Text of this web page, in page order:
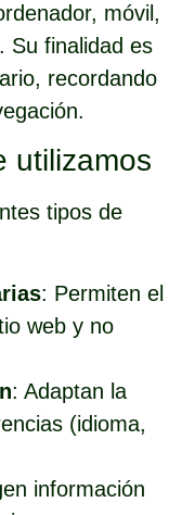
móvil,
Su finalidad es
recordando
utilizamos
tipos de
: Permiten el
web y no
: Adaptan la
(idioma,
información